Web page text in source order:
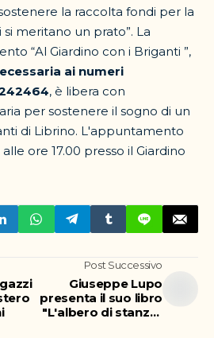
la raccolta fondi per la
meritano un prato”. La
“Al Giardino con i Briganti ”,
ai numeri
, è libera con
per sostenere il sogno di un
di Librino. L'appuntamento
ore 17.00 presso il Giardino
Post Successivo
Giuseppe Lupo
presenta il suo libro
"L'albero di stanze"